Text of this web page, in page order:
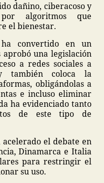
dañino, ciberacoso y
por algoritmos que
el bienestar.
convertido en un
aprobó una legislación
a redes sociales a
también coloca la
obligándolas a
e incluso eliminar
ha evidenciado tanto
de este tipo de
el debate en
Dinamarca e Italia
para restringir el
su uso.